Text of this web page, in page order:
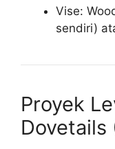
Vise:
sendiri)
Proyek